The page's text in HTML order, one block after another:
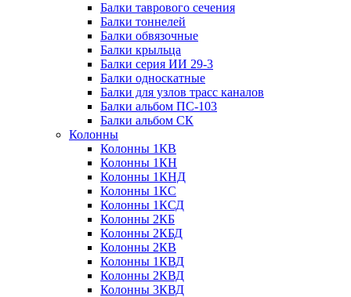
Балки таврового сечения
Балки тоннелей
Балки обвязочные
Балки крыльца
Балки серия ИИ 29-3
Балки односкатные
Балки для узлов трасс каналов
Балки альбом ПС-103
Балки альбом СК
Колонны
Колонны 1КВ
Колонны 1КН
Колонны 1КНД
Колонны 1КС
Колонны 1КСД
Колонны 2КБ
Колонны 2КБД
Колонны 2КВ
Колонны 1КВД
Колонны 2КВД
Колонны 3КВД